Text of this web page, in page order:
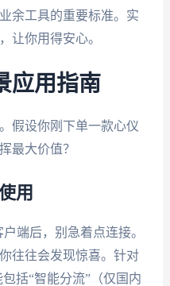
余工具的重要标准。实
让你用得安心。
应用指南
假设你刚下单一款心仪
最大价值？
用
端后，别急着点连接。
往往会发现惊喜。针对
括“智能分流”（仅国内